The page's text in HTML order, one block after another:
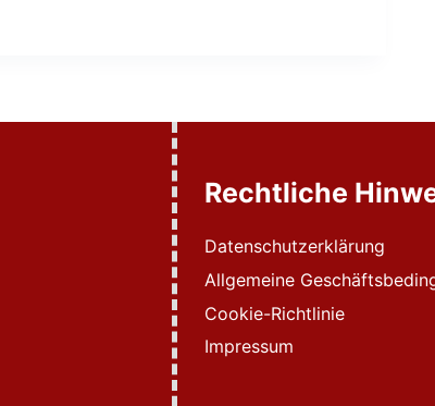
Rechtliche
Datenschutzerklärung
Allgemeine
Cookie-Richtlinie
Impressum